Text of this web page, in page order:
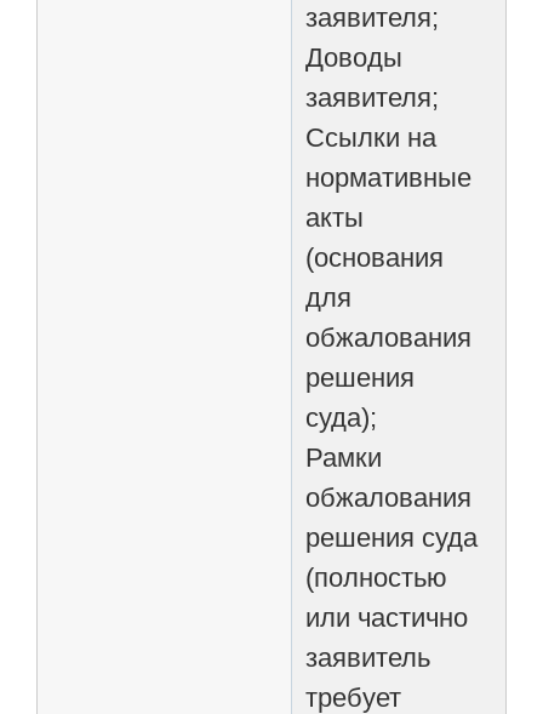
заявителя;
Доводы
заявителя;
Ссылки на
нормативные
акты
(основания
для
обжалования
решения
суда);
Рамки
обжалования
решения суда
(полностью
или частично
заявитель
требует